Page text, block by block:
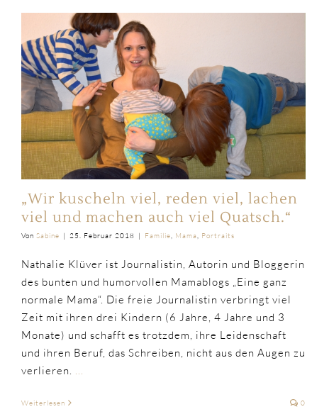
„Wir kuscheln viel, reden viel, lachen
viel und machen auch viel Quatsch.“
Von Sabine | 25. Februar 2018 | Familie, Mama, Portraits
Nathalie Klüver ist Journalistin, Autorin und Bloggerin
des bunten und humorvollen Mamablogs „Eine ganz
normale Mama“. Die freie Journalistin verbringt viel
Zeit mit ihren drei Kindern (6 Jahre, 4 Jahre und 3
Monate) und schafft es trotzdem, ihre Leidenschaft
und ihren Beruf, das Schreiben, nicht aus den Augen zu
verlieren.
Weiterlesen 0